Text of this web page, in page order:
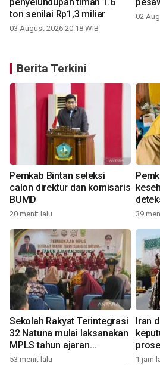
ton senilai Rp1,3 miliar
03 August 2026 20:18 WIB
02
Berita Terkini
Pemkab Bintan seleksi
calon direktur dan komisaris
BUMD
20 menit lalu
anak
39
Sekolah Rakyat Terintegrasi
32 Natuna mulai laksanakan
MPLS tahun ajaran
2026/2027
53 menit lalu
Iran
1 jam